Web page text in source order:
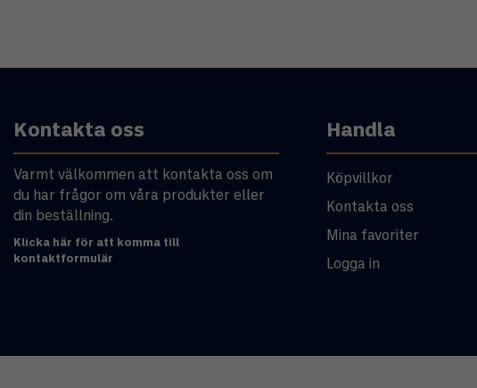
Kontakta oss
Varmt välkommen att kontakta oss om
du har frågor om våra produkter eller
din beställning.
Klicka här för att komma till
kontaktformulär
Handla
Köpvillkor
Kontakta oss
Mina favoriter
Logga in